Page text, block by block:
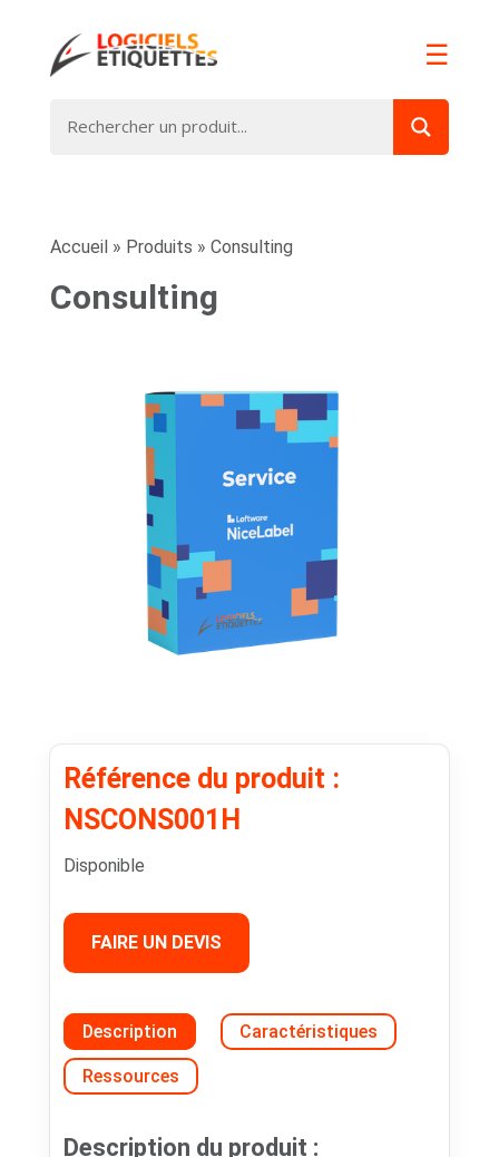
☰
Accueil » Produits » Consulting
Consulting
Référence du produit :
NSCONS001H
Disponible
FAIRE UN DEVIS
Description Caractéristiques
Ressources
Description du produit :